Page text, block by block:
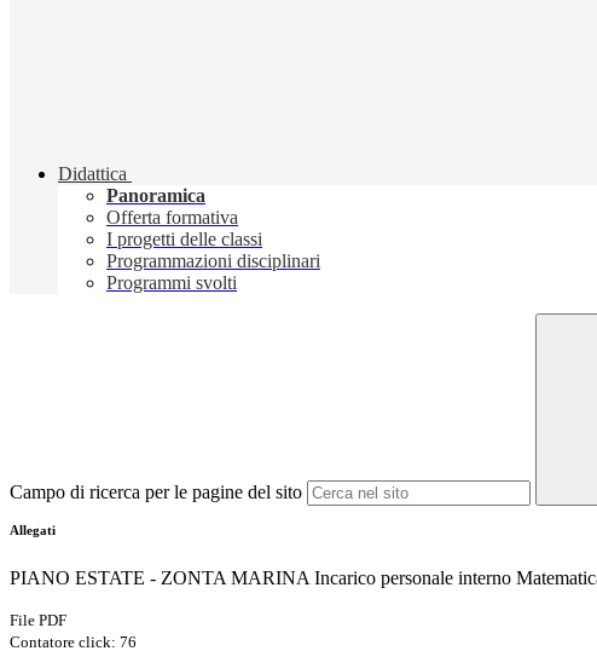
Didattica
Panoramica
Offerta formativa
I progetti delle classi
Programmazioni disciplinari
Programmi svolti
Campo di ricerca per le pagine del sito
Allegati
PIANO ESTATE - ZONTA MARINA Incarico personale interno
File PDF
Contatore click: 76